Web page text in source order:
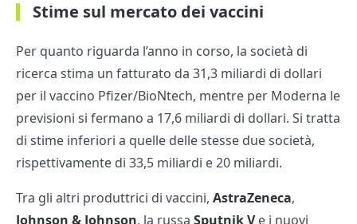
Stime sul mercato dei vaccini
Per quanto riguarda l’anno in corso, la società di
ricerca stima un fatturato da 31,3 miliardi di dollari
per il vaccino Pfizer/BioNtech, mentre per Moderna le
previsioni si fermano a 17,6 miliardi di dollari. Si tratta
di stime inferiori a quelle delle stesse due società,
rispettivamente di 33,5 miliardi e 20 miliardi.
Tra gli altri produttrici di vaccini, AstraZeneca,
Johnson & Johnson, la russa Sputnik Ve i nuovi